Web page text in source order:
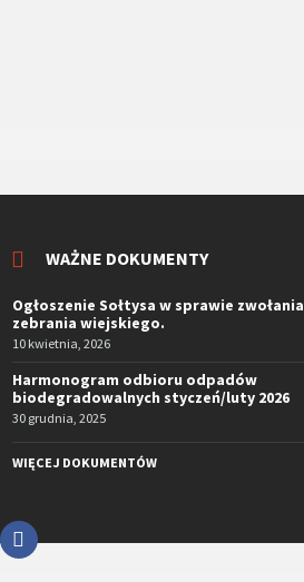
WAŻNE DOKUMENTY
Ogłoszenie Sołtysa w sprawie zwołania
zebrania wiejskiego.
10 kwietnia, 2026
Harmonogram odbioru odpadów
biodegradowalnych styczeń/luty 2026
30 grudnia, 2025
WIĘCEJ DOKUMENTÓW
Facebook